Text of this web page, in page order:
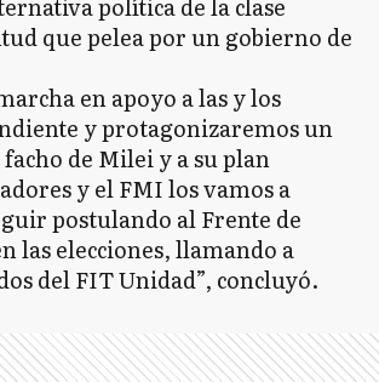
que pelea por un gobierno de
en apoyo a las y los
y protagonizaremos un
de Milei y a su plan
y el FMI los vamos a
postulando al Frente de
las elecciones, llamando a
del FIT Unidad”, concluyó.